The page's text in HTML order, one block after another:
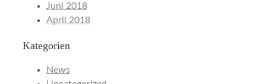
Juni 2018
April 2018
Kategorien
News